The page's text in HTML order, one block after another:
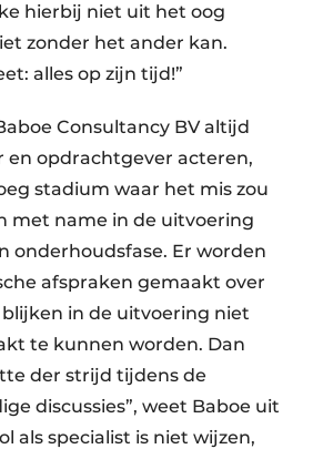
hierbij niet uit het oog
zonder het ander kan.
alles op zijn tijd!”
Consultancy BV altijd
en opdrachtgever acteren,
stadium waar het mis zou
met name in de uitvoering
onderhoudsfase. Er worden
afspraken gemaakt over
in de uitvoering niet
te kunnen worden. Dan
der strijd tijdens de
discussies”, weet Baboe uit
als specialist is niet wijzen,